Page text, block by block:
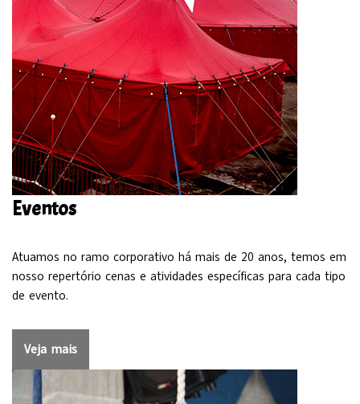
Eventos
Atuamos no ramo corporativo há mais de 20 anos, temos em
nosso repertório cenas e atividades específicas para cada tipo
de evento.
Veja mais